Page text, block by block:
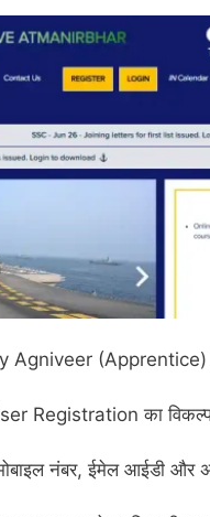
Agniveer
Registration का
नंबर, ईमेल आईडी और